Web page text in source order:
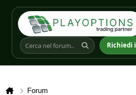
Richiedi
Forum